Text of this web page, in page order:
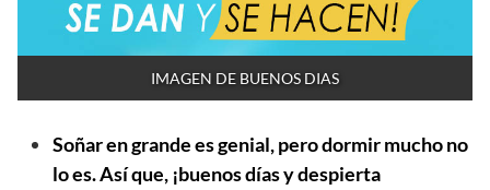
IMAGEN DE BUENOS DIAS
Soñar en grande es genial, pero dormir mucho no
lo es. Así que, ¡buenos días y despierta